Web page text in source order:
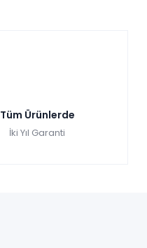
Tüm Ürünlerde
İki Yıl Garanti